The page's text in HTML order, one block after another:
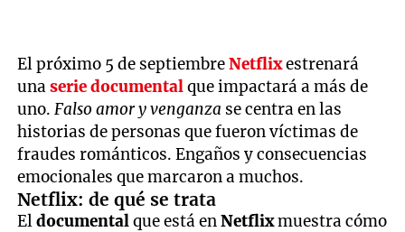
El próximo 5 de septiembreNetflixestrenará
unaseriedocumentalque impactará a más de
uno.Falso amor y venganza se centra en las
historias de personas que fueron víctimas de
fraudes románticos. Engaños y consecuencias
emocionales que marcaron a muchos.
Netflix: de qué se trata
Eldocumentalque está enNetflixmuestra cómo